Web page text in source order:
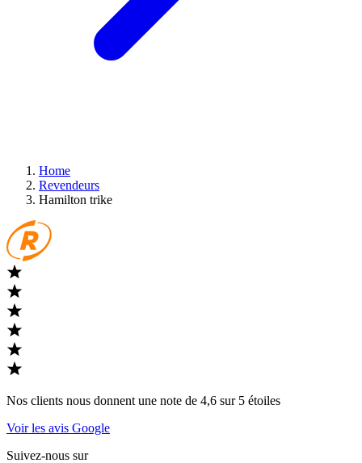
Home
Revendeurs
Hamilton trike
Nos clients nous donnent une note de 4,6 sur 5 étoiles
Voir les avis Google
Suivez-nous sur